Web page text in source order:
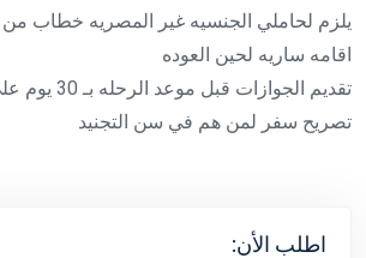
يلزم لحاملي الجنسيه غير المصريه خطاب من
اقامه ساريه لحين العوده
تقديم الجوازات قبل موعد الرحله بـ 30 يوم على الاقل
تصريح سفر لمن هم في سن التجنيد
اطلب الأن: